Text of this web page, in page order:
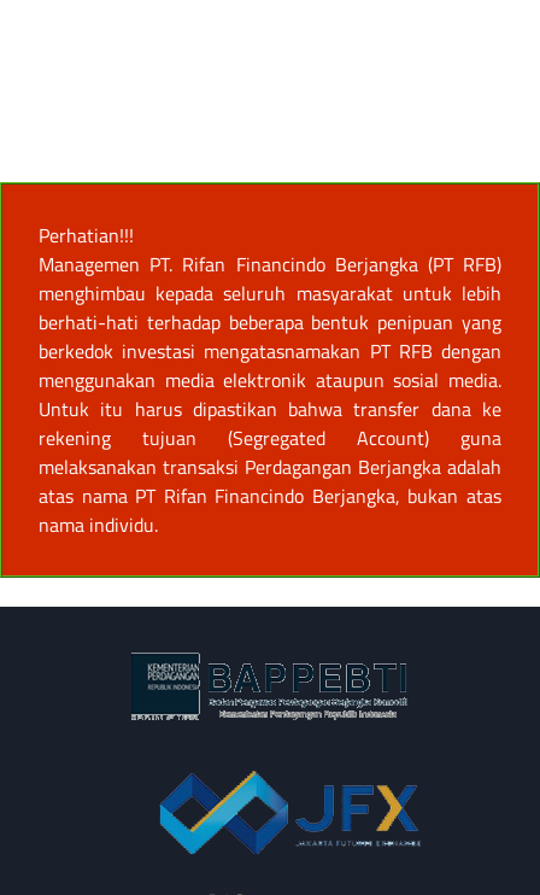
Perhatian!!!
Managemen PT. Rifan Financindo Berjangka (PT RFB)
menghimbau kepada seluruh masyarakat untuk lebih
berhati-hati terhadap beberapa bentuk penipuan yang
berkedok investasi mengatasnamakan PT RFB dengan
menggunakan media elektronik ataupun sosial media.
Untuk itu harus dipastikan bahwa transfer dana ke
rekening tujuan (Segregated Account) guna
melaksanakan transaksi Perdagangan Berjangka adalah
atas nama PT Rifan Financindo Berjangka, bukan atas
nama individu.